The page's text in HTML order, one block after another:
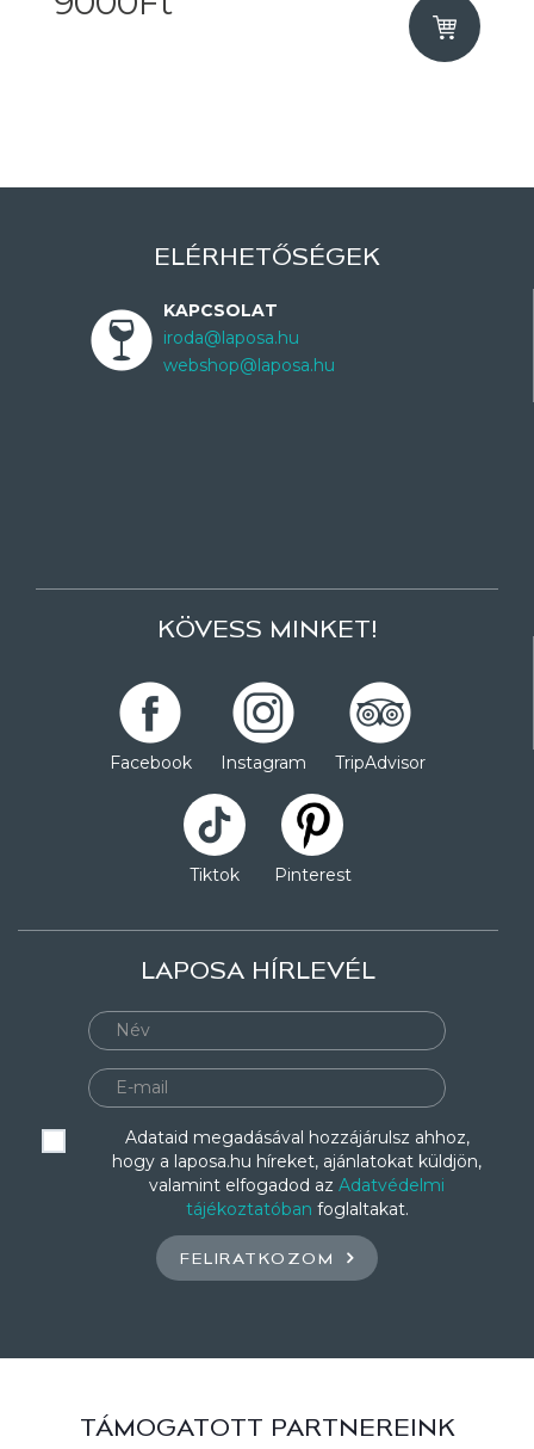
ELÉRHETŐSÉGEK
KAPCSOLAT
iroda@laposa.hu
webshop@laposa.hu
KÖVESS MINKET!
Facebook Instagram TripAdvisor
Tiktok Pinterest
LAPOSA HÍRLEVÉL
Adataid megadásával hozzájárulsz ahhoz,
hogy a laposa.hu híreket, ajánlatokat küldjön,
valamint elfogadod az Adatvédelmi
tájékoztatóban foglaltakat.
FELIRATKOZOM
TÁMOGATOTT PARTNEREINK